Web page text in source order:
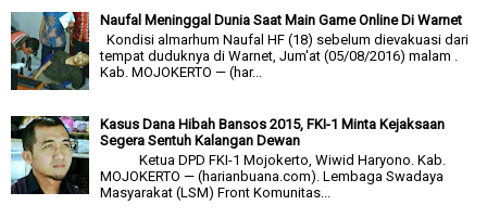
Naufal Meninggal Dunia Saat Main Game Online Di Warnet
Kondisi almarhum Naufal HF (18) sebelum dievakuasi dari
tempat duduknya di Warnet, Jum'at (05/08/2016) malam .
Kab. MOJOKERTO — (har...
Kasus Dana Hibah Bansos 2015, FKI-1 Minta Kejaksaan
Segera Sentuh Kalangan Dewan
Ketua DPD FKI-1 Mojokerto, Wiwid Haryono. Kab.
MOJOKERTO — (harianbuana.com). Lembaga Swadaya
Masyarakat (LSM) Front Komunitas...